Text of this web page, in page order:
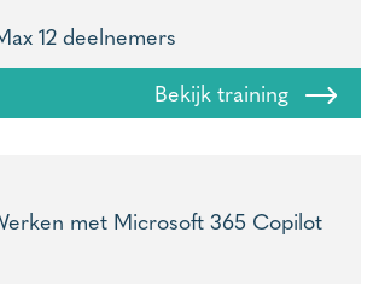
12 deelnemers
Bekijk training
met Microsoft 365 Copilot